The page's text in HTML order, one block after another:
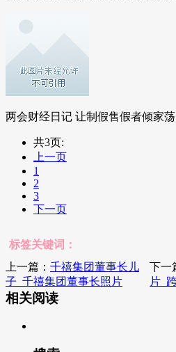
两会财经日记 让制假售假者倾家
共3页:
上一页
1
2
3
下一页
标签关键词：
上一篇： 千禧集团董事长儿
子_千禧集团董事长照片
下一
片_
相关阅读